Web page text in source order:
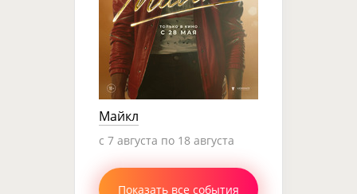
Майкл
c 7 августа по 18 августа
Показать все события